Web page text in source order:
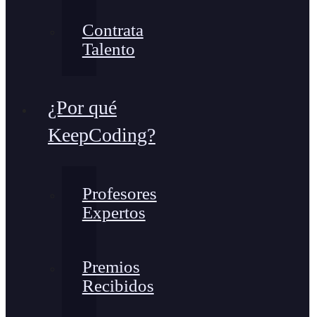
Contrata
Talento
¿Por qué
KeepCoding?
Profesores
Expertos
Premios
Recibidos